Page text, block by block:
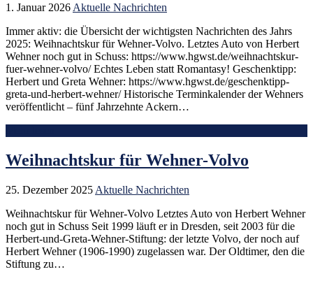
1. Januar 2026 Aktuelle Nachrichten
Immer aktiv: die Übersicht der wichtigsten Nachrichten des Jahrs
2025: Weihnachtskur für Wehner-Volvo. Letztes Auto von Herbert
Wehner noch gut in Schuss: https://www.hgwst.de/weihnachtskur-
fuer-wehner-volvo/ Echtes Leben statt Romantasy! Geschenktipp:
Herbert und Greta Wehner: https://www.hgwst.de/geschenktipp-
greta-und-herbert-wehner/ Historische Terminkalender der Wehners
veröffentlicht – fünf Jahrzehnte Ackern…
Weihnachtskur für Wehner-Volvo
25. Dezember 2025 Aktuelle Nachrichten
Weihnachtskur für Wehner-Volvo Letztes Auto von Herbert Wehner
noch gut in Schuss Seit 1999 läuft er in Dresden, seit 2003 für die
Herbert-und-Greta-Wehner-Stiftung: der letzte Volvo, der noch auf
Herbert Wehner (1906-1990) zugelassen war. Der Oldtimer, den die
Stiftung zu…